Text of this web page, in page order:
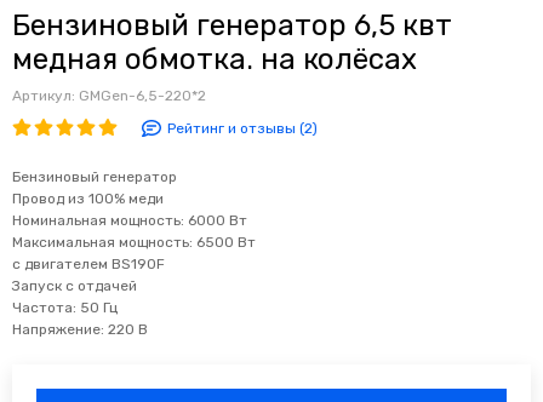
Бензиновый генератор 6,5 квт
медная обмотка. на колёсах
Артикул: GMGen-6,5-220*2
Рейтинг и отзывы (2)
Бензиновый генератор
Провод из 100% меди
Номинальная мощность: 6000 Вт
Максимальная мощность: 6500 Вт
с двигателем BS190F
Запуск с отдачей
Частота: 50 Гц
Напряжение: 220 В